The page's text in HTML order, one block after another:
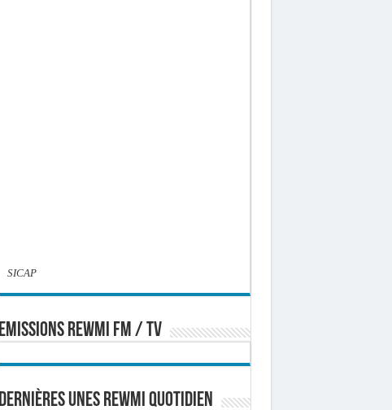
SICAP
EMISSIONS REWMI FM / TV
Dernières Unes Rewmi Quotidien